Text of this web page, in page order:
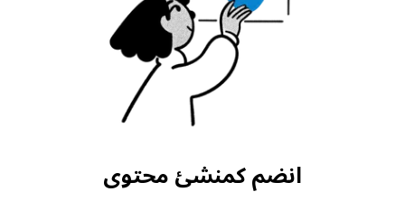
انضم كمنشئ محتوى